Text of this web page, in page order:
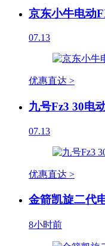
京东小牛电动
07.13
优惠直达 >
九号Fz3 30电
07.13
优惠直达 >
金箭凯旋二代
8小时前